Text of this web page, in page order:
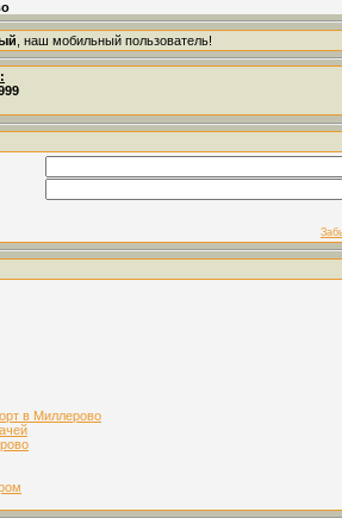
, наш мобильный пользователь!
в Миллерово